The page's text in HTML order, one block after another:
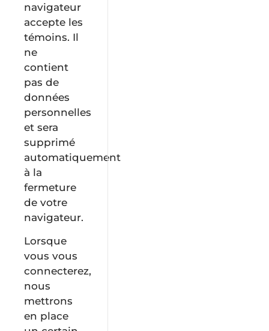
navigateur
accepte les
témoins. Il
ne
contient
pas de
données
personnelles
et sera
supprimé
automatiquement
à la
fermeture
de votre
navigateur.
Lorsque
vous vous
connecterez,
nous
mettrons
en place